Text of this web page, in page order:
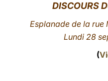
DISCOURS
Esplanadede la rue
Lundi 28
(